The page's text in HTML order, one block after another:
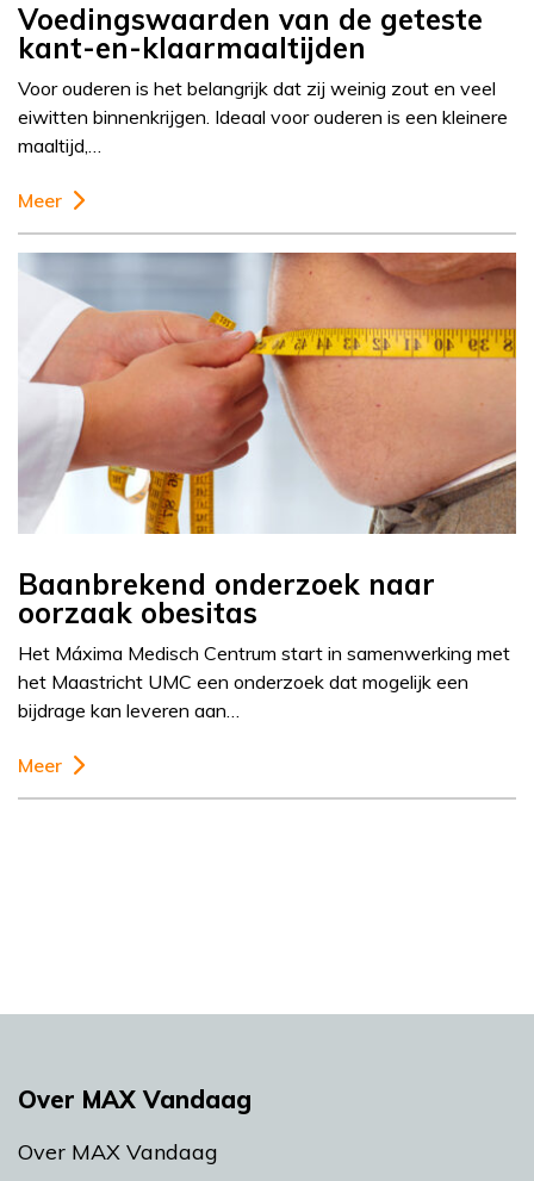
Voedingswaarden van de geteste
kant-en-klaarmaaltijden
Voor ouderen is het belangrijk dat zij weinig zout en veel
eiwitten binnenkrijgen. Ideaal voor ouderen is een kleinere
maaltijd,…
Meer
Baanbrekend onderzoek naar
oorzaak obesitas
Het Máxima Medisch Centrum start in samenwerking met
het Maastricht UMC een onderzoek dat mogelijk een
bijdrage kan leveren aan…
Meer
Over MAX Vandaag
Over MAX Vandaag